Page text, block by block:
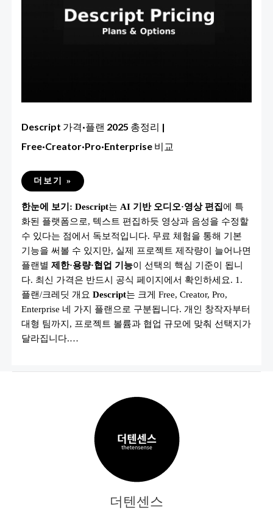
Descript 가격·플랜 2025 총정리 |
Free·Creator·Pro·Enterprise 비교
DESCRIPT
·
랜
2025
총
정
리
|
FREE·CREATOR·PRO·ENTERPRISE
비
교
더보기 »
한눈에 보기: Descript는 AI 기반 오디오·영상 편집에 특
화된 플랫폼으로, 텍스트 편집하듯 영상과 음성을 수정할
수 있다는 점에서 독보적입니다. 무료 체험을 통해 기본
기능을 써볼 수 있지만, 실제 프로젝트 제작량이 늘어나면
플랜별 제한·용량·협업 기능이 선택의 핵심 기준이 됩니
다. 최신 가격은 반드시 공식 페이지에서 확인하세요. 1.
플랜/크레딧 개요 Descript는 크게 Free, Creator, Pro,
Enterprise 네 가지 플랜으로 구분됩니다. 개인 창작자부터
대형 팀까지, 프로젝트 볼륨과 협업 규모에 맞춰 선택지가
달라집니다.…
더텐센스